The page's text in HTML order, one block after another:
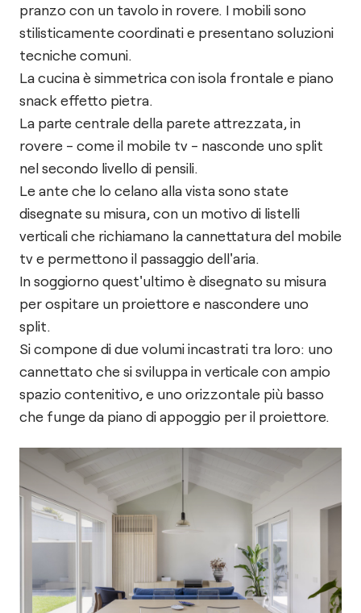
pranzo con un tavolo in rovere. I mobili sono
stilisticamente coordinati e presentano soluzioni
tecniche comuni.
La cucina è simmetrica con isola frontale e piano
snack effetto pietra.
La parte centrale della parete attrezzata, in
rovere - come il mobile tv - nasconde uno split
nel secondo livello di pensili.
Le ante che lo celano alla vista sono state
disegnate su misura, con un motivo di listelli
verticali che richiamano la cannettatura del mobile
tv e permettono il passaggio dell'aria.
In soggiorno quest'ultimo è disegnato su misura
per ospitare un proiettore e nascondere uno
split.
Si compone di due volumi incastrati tra loro: uno
cannettato che si sviluppa in verticale con ampio
spazio contenitivo, e uno orizzontale più basso
che funge da piano di appoggio per il proiettore.